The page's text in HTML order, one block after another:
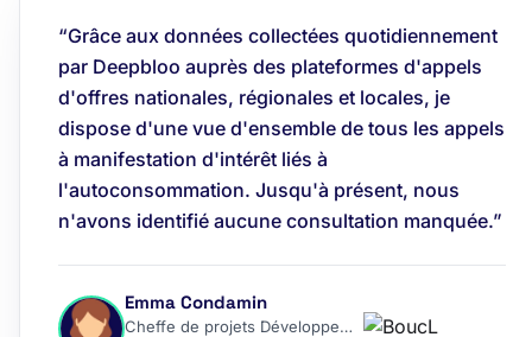
“Grâce aux données collectées quotidiennement
par Deepbloo auprès des plateformes d'appels
d'offres nationales, régionales et locales, je
dispose d'une vue d'ensemble de tous les appels
à manifestation d'intérêt liés à
l'autoconsommation. Jusqu'à présent, nous
n'avons identifié aucune consultation manquée.”
Emma Condamin
Cheffe de projets Développement